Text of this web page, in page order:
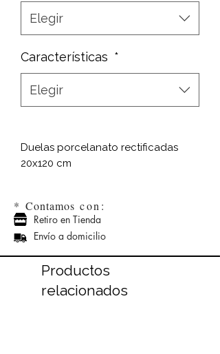
Elegir
Características *
Elegir
Duelas porcelanato rectificadas
20x120 cm
* Contamos con:
Retiro en Tienda
Envío a domicilio
Productos
relacionados